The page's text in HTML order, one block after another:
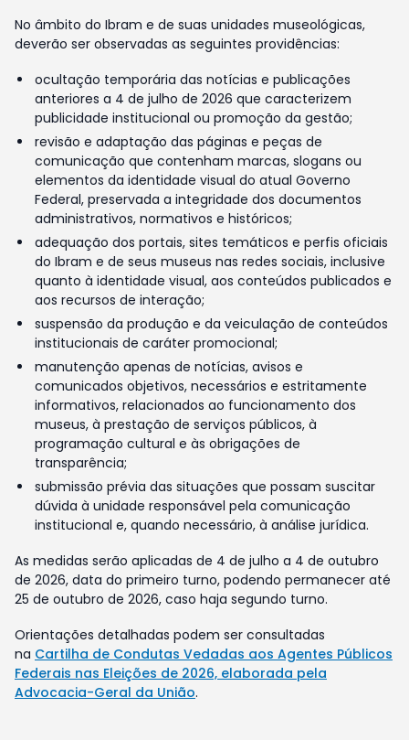
No âmbito do Ibram e de suas unidades museológicas,
deverão ser observadas as seguintes providências:
ocultação temporária das notícias e publicações
anteriores a 4 de julho de 2026 que caracterizem
publicidade institucional ou promoção da gestão;
revisão e adaptação das páginas e peças de
comunicação que contenham marcas, slogans ou
elementos da identidade visual do atual Governo
Federal, preservada a integridade dos documentos
administrativos, normativos e históricos;
adequação dos portais, sites temáticos e perfis oficiais
do Ibram e de seus museus nas redes sociais, inclusive
quanto à identidade visual, aos conteúdos publicados e
aos recursos de interação;
suspensão da produção e da veiculação de conteúdos
institucionais de caráter promocional;
manutenção apenas de notícias, avisos e
comunicados objetivos, necessários e estritamente
informativos, relacionados ao funcionamento dos
museus, à prestação de serviços públicos, à
programação cultural e às obrigações de
transparência;
submissão prévia das situações que possam suscitar
dúvida à unidade responsável pela comunicação
institucional e, quando necessário, à análise jurídica.
As medidas serão aplicadas de 4 de julho a 4 de outubro
de 2026, data do primeiro turno, podendo permanecer até
25 de outubro de 2026, caso haja segundo turno.
Orientações detalhadas podem ser consultadas
na Cartilha de Condutas Vedadas aos Agentes Públicos
Federais nas Eleições de 2026, elaborada pela
Advocacia-Geral da União.